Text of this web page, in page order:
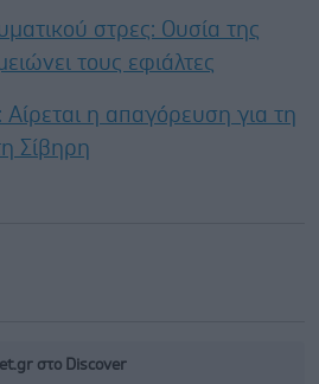
στρες: Ουσία της
τους εφιάλτες
η απαγόρευση για τη
Σίβηρη
στο Discover